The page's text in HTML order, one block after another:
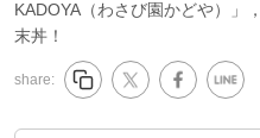
KADOYA（わさび園かどや）」
末丼！
share: